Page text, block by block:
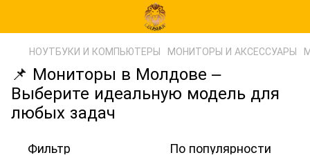
НОУТБУКИ И КОМПЬЮТЕРЫ МОНИТОРЫ И АКСЕССУАРЫ
📌 Мониторы в Молдове –
Выберите идеальную модель для
любых задач
Фильтр По популярности